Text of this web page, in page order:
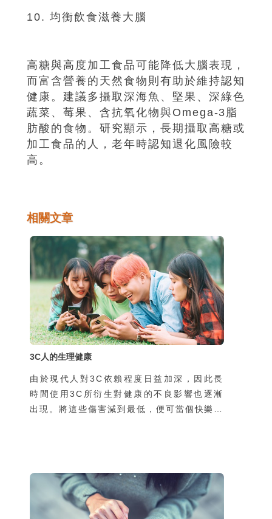
10. 均衡飲食滋養大腦
高糖與高度加工食品可能降低大腦表現，
而富含營養的天然食物則有助於維持認知
健康。建議多攝取深海魚、堅果、深綠色
蔬菜、莓果、含抗氧化物與Omega-3脂
肪酸的食物。研究顯示，長期攝取高糖或
加工食品的人，老年時認知退化風險較
高。
相關文章
3C人的生理健康
由於現代人對3C依賴程度日益加深，因此長
時間使用3C所衍生對健康的不良影響也逐漸
出現。將這些傷害減到最低，便可當個快樂又